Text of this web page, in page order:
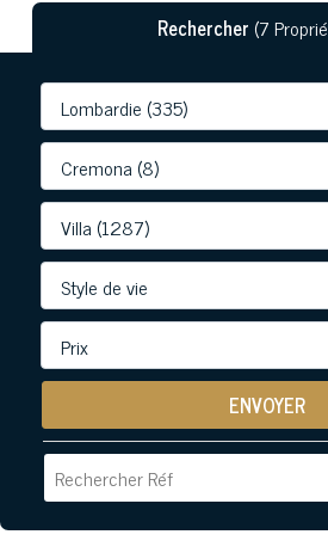
Rechercher (7
ENVOYER